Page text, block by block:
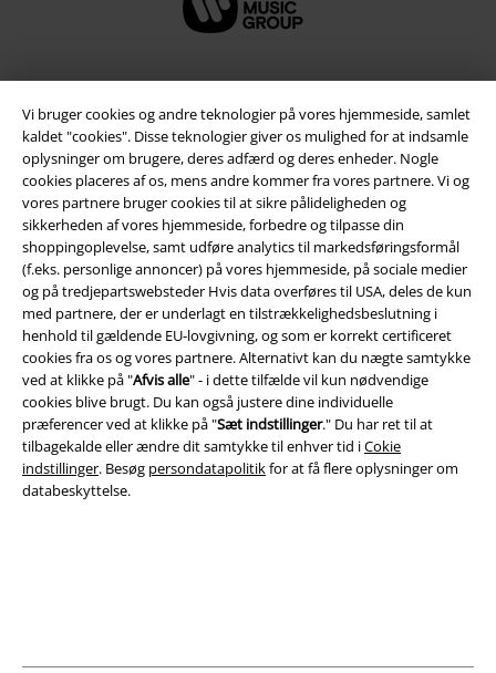
Vi bruger cookies og andre teknologier på vores hjemmeside, samlet
kaldet "cookies". Disse teknologier giver os mulighed for at indsamle
oplysninger om brugere, deres adfærd og deres enheder. Nogle
cookies placeres af os, mens andre kommer fra vores partnere. Vi og
vores partnere bruger cookies til at sikre pålideligheden og
sikkerheden af ​​vores hjemmeside, forbedre og tilpasse din
shoppingoplevelse, samt udføre analytics til markedsføringsformål
(f.eks. personlige annoncer) på vores hjemmeside, på sociale medier
og på tredjepartswebsteder Hvis data overføres til USA, deles de kun
med partnere, der er underlagt en tilstrækkelighedsbeslutning i
henhold til gældende EU-lovgivning, og som er korrekt certificeret
cookies fra os og vores partnere. Alternativt kan du nægte samtykke
ved at klikke på "Afvis alle" - i dette tilfælde vil kun nødvendige
cookies blive brugt. Du kan også justere dine individuelle
præferencer ved at klikke på "Sæt indstillinger." Du har ret til at
tilbagekalde eller ændre dit samtykke til enhver tid iCokie
indstillinger. Besøg persondatapolitikfor at få flere oplysninger om
databeskyttelse.
Juridisk
Salgs-, medlems- & leveringsbetingelser
Om EMP Danmark
Persondatapolitik
Bortskaffelse af affald og miljøbeskyttelse
Bekræft annullering